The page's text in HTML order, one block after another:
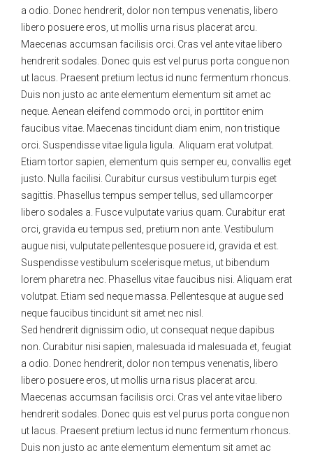
a odio. Donec hendrerit, dolor non tempus venenatis, libero
libero posuere eros, ut mollis urna risus placerat arcu.
Maecenas accumsan facilisis orci. Cras vel ante vitae libero
hendrerit sodales. Donec quis est vel purus porta congue non
ut lacus. Praesent pretium lectus id nunc fermentum rhoncus.
Duis non justo ac ante elementum elementum sit amet ac
neque. Aenean eleifend commodo orci, in porttitor enim
faucibus vitae. Maecenas tincidunt diam enim, non tristique
orci. Suspendisse vitae ligula ligula. Aliquam erat volutpat.
Etiam tortor sapien, elementum quis semper eu, convallis eget
justo. Nulla facilisi. Curabitur cursus vestibulum turpis eget
sagittis. Phasellus tempus semper tellus, sed ullamcorper
libero sodales a. Fusce vulputate varius quam. Curabitur erat
orci, gravida eu tempus sed, pretium non ante. Vestibulum
augue nisi, vulputate pellentesque posuere id, gravida et est.
Suspendisse vestibulum scelerisque metus, ut bibendum
lorem pharetra nec. Phasellus vitae faucibus nisi. Aliquam erat
volutpat. Etiam sed neque massa. Pellentesque at augue sed
neque faucibus tincidunt sit amet nec nisl.
Sed hendrerit dignissim odio, ut consequat neque dapibus
non. Curabitur nisi sapien, malesuada id malesuada et, feugiat
a odio. Donec hendrerit, dolor non tempus venenatis, libero
libero posuere eros, ut mollis urna risus placerat arcu.
Maecenas accumsan facilisis orci. Cras vel ante vitae libero
hendrerit sodales. Donec quis est vel purus porta congue non
ut lacus. Praesent pretium lectus id nunc fermentum rhoncus.
Duis non justo ac ante elementum elementum sit amet ac